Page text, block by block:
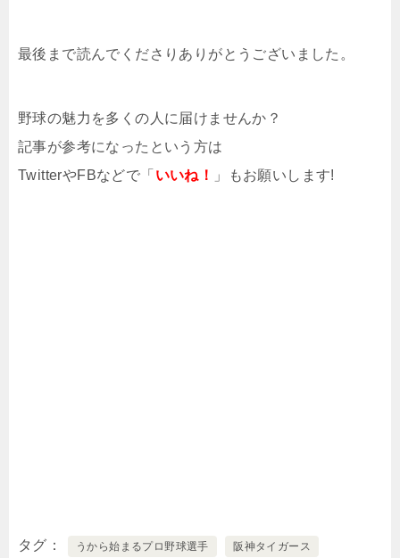
最後まで読んでくださりありがとうございました。
野球の魅力を多くの人に届けませんか？
記事が参考になったという方は
TwitterやFBなどで「 いいね！ 」もお願いします!
タグ うから始まるプロ野球選手 阪神タイガース